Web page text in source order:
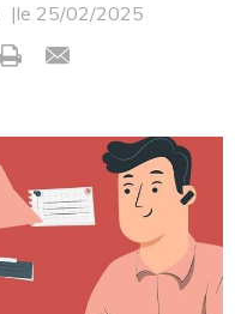
|le 25/02/2025